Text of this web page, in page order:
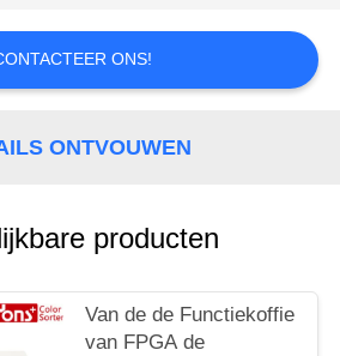
ONS!
ONTVOUWEN
producten
Van de de Functiekoffie
van FPGA de